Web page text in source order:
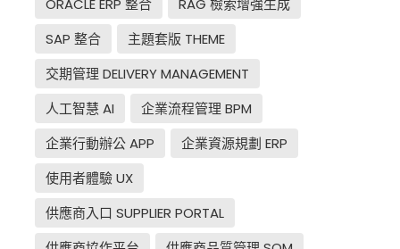
SAP 整合
主題套版 THEME
交期管理 DELIVERY MANAGEMENT
人工智慧 AI
企業流程管理 BPM
企業行動辦公 APP
企業資源規劃 ERP
使用者體驗 UX
供應商入口 SUPPLIER PORTAL